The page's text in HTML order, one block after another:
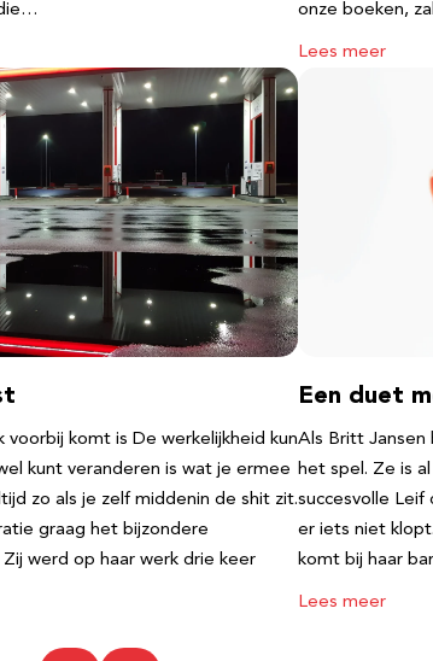
onze boeken,
Lees meer
voorbij komt is De werkelijkheid kun
kunt veranderen is wat je ermee
zo als je zelf middenin de shit zit.
graag het bijzondere
werd op haar werk drie keer
Een duet
Als Britt Jansen
het spel. Ze is
succesvolle Leif
er iets niet
komt bij haar
Lees meer